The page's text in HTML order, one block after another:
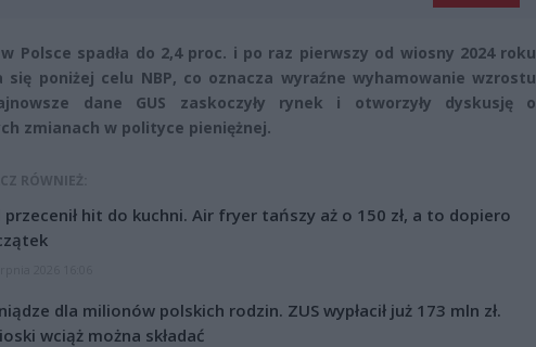
Polsce spadła do 2,4 proc. i po raz pierwszy od wiosny 2024 roku
się poniżej celu NBP, co oznacza wyraźne wyhamowanie wzrostu
dane GUS zaskoczyły rynek i otworzyły dyskusję o
zmianach w polityce pieniężnej.
RÓWNIEŻ:
przecenił hit do kuchni. Air fryer tańszy aż o 150 zł, a to dopiero
dla milionów polskich rodzin. ZUS wypłacił już 173 mln zł.
wciąż można składać